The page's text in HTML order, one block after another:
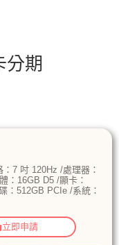
分期
：7 吋 120Hz /處理器：
：16GB D5 /顯卡：
：512GB PCIe /系統：
立即申請